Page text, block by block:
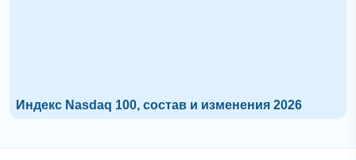
Индекс Nasdaq 100, состав и изменения 2026